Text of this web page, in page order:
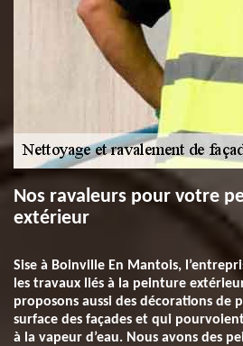
Nos ravaleurs pour votre
extérieur
Sise à Boinville En Mantois,
les travaux liés à la peinture
proposons aussi des décorations de
surface des façades et qui
à la vapeur d’eau. Nous avons des